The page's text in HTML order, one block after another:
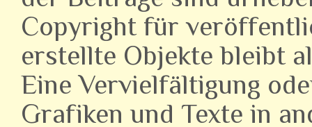
Copyright für
erstellte Objekte bleibt
Eine Vervielfältigung
Grafiken und Texte in